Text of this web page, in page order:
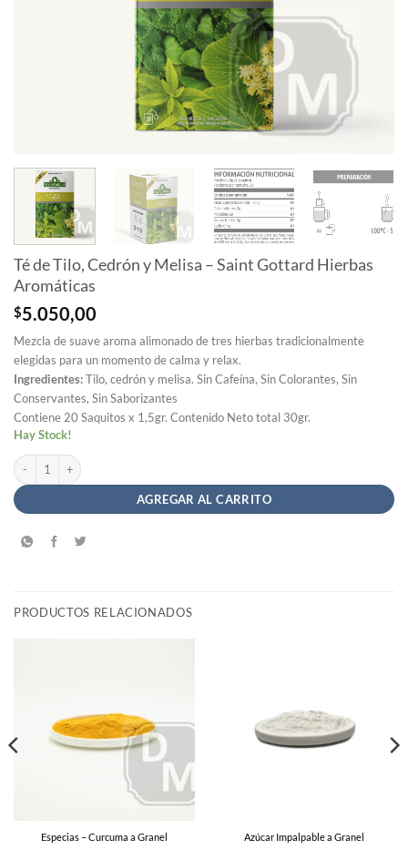
Té de Tilo, Cedrón y Melisa – Saint Gottard Hierbas
Aromáticas
$5.050,00
Mezcla de suave aroma alimonado de tres hierbas tradicionalmente
elegidas para un momento de calma y relax.
Ingredientes:Tilo, cedrón y melisa. Sin Cafeína, Sin Colorantes, Sin
Conservantes, Sin Saborizantes
Contiene 20 Saquitos x 1,5gr. Contenido Neto total 30gr.
Hay Stock!
Té de Tilo, Cedrón y Melisa - Saint Gottard Hierbas Aromáticas cantidad
AGREGAR AL CARRITO
PRODUCTOS RELACIONADOS
Especias – Curcuma a Granel Azúcar Impalpable a Granel